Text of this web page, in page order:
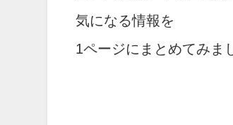
気になる情報を
1ページにまとめてみま